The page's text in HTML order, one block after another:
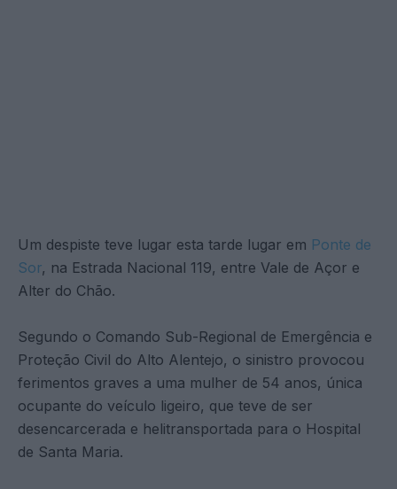
Um despiste teve lugar esta tarde lugar em Ponte de
Sor, na Estrada Nacional 119, entre Vale de Açor e
Alter do Chão.
Segundo o Comando Sub-Regional de Emergência e
Proteção Civil do Alto Alentejo, o sinistro provocou
ferimentos graves a uma mulher de 54 anos, única
ocupante do veículo ligeiro, que teve de ser
desencarcerada e helitransportada para o Hospital
de Santa Maria.